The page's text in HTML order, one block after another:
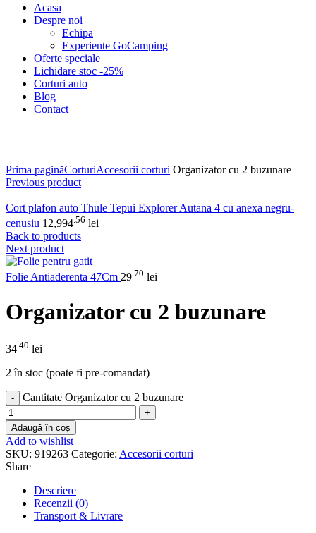
Acasa
Despre noi
Echipa
Experiente GoCamping
Oferte speciale
Lichidare stoc -25%
Corturi auto
Blog
Contact
Prima paginăCorturiAccesorii corturi Organizator cu 2 buzunare
Previous product
Cort plafon auto Thule Tepui Explorer Autana 4 cu anexa negru-
cenusiu 12,994 .56 lei
Back to products
Next product
Folie Antiaderenta 47Cm 29 .70 lei
Organizator cu 2 buzunare
34.40 lei
2 în stoc (poate fi pre-comandat)
Cantitate Organizator cu 2 buzunare
Adaugă în coș
Add to wishlist
SKU: 919263 Categorie: Accesorii corturi
Share
Descriere
Recenzii (0)
Transport & Livrare